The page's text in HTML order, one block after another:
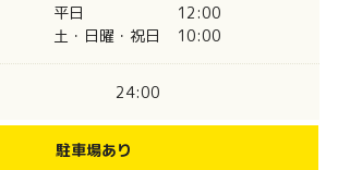
平日
12:00
土・日曜・祝日
10:00
24:00
駐車場あり